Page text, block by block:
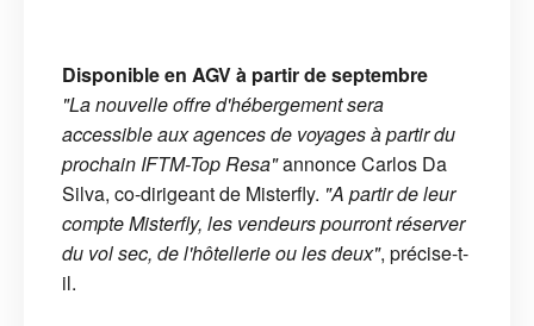
Disponible en AGV à partir de septembre
"La nouvelle offre d'hébergement sera
accessible aux agences de voyages à partir du
prochain IFTM-Top Resa"annonce Carlos Da
Silva, co-dirigeant de Misterfly. "A partir de leur
compte Misterfly, les vendeurs pourront réserver
du vol sec, de l'hôtellerie ou les deux", précise-t-
il.